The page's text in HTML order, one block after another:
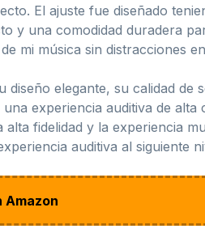
El ajuste fue diseñado
una comodidad duradera
mi música sin distracciones
elegante, su calidad de
experiencia auditiva de alta
fidelidad y la experiencia
auditiva al siguiente
Amazon